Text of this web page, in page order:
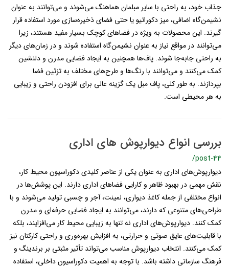
جذاب خود، به راحتی با سایر مبلمان هماهنگ می‌شوند و می‌توانند به عنوان
نشیمن‌گاه اضافی، میز دکوراتیو یا حتی فضای ذخیره‌سازی مورد استفاده قرار
گیرند. این محصولات به ویژه در فضاهای کوچک بسیار مفید هستند، زیرا
می‌توانند در مواقع نیاز به عنوان نشیمن‌گاه استفاده شوند و در زمان‌های دیگر
به راحتی جابه‌جا شوند. پاف‌ها همچنین به ایجاد فضایی مدرن و دلنشین
کمک می‌کنند و می‌توانند با رنگ‌ها و طرح‌های مختلف به تزئین فضا
بپردازند. به طور کلی، پاف مبل یک گزینه عالی برای افزودن راحتی و زیبایی
به هر محیطی است.
بررسی انواع دیوارپوش های اداری
/post-44
دیوارپوش‌های اداری به عنوان یکی از عناصر کلیدی دکوراسیون محیط کار،
نقش مهمی در بهبود ظاهر و کارایی فضاهای اداری دارند. این پوشش‌ها در
انواع مختلفی از جمله کاغذ دیواری، لمینت، آجر و چسبی تولید می‌شوند و با
طراحی‌های متنوعی که دارند، می‌توانند به ایجاد فضایی حرفه‌ای و مدرن
کمک کنند. دیوارپوش‌های اداری نه تنها به زیبایی محیط کار می‌افزایند، بلکه
با قابلیت‌های عایق صوتی و حرارتی، به افزایش بهره‌وری و راحتی کارکنان نیز
کمک می‌کنند. انتخاب دیوارپوش مناسب می‌تواند تأثیر مثبتی بر برندینگ و
فرهنگ سازمانی داشته باشد. با توجه به اهمیت دکوراسیون داخلی، استفاده